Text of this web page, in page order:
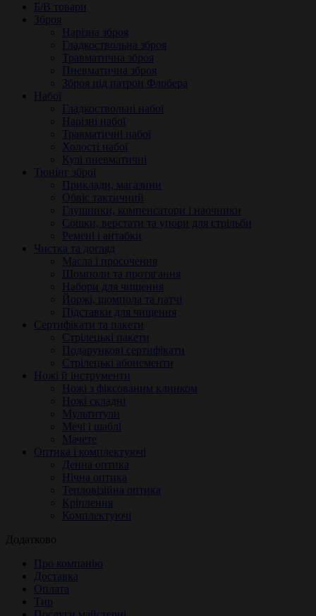
Б/В товари
Зброя
Нарізна зброя
Гладкоствольна зброя
Травматична зброя
Пневматична зброя
Зброя під патрон Флобера
Набої
Гладкоствольні набої
Нарізні набої
Травматичні набої
Холості набої
Кулі пневматичні
Тюнінг зброї
Приклади, магазини
Обвіс тактичний
Глушники, компенсатори і наочники
Сошки, верстати та упори для стрільби
Ремені і антабки
Чистка та догляд
Масла і просочення
Шомполи та протягання
Набори для чищення
Йоржі, шомпола та патчі
Підставки для чищення
Сертифікати та пакети
Стрілецькі пакети
Подарункові сертифікати
Стрілецькі абонементи
Ножі й інструменти
Ножі з фіксованим клинком
Ножі складні
Мультитули
Мечі і шаблі
Мачете
Оптика і комплектуючі
Денна оптика
Нічна оптика
Тепловізійна оптика
Кріплення
Комплектуючі
Додатково
Про компанію
Доставка
Оплата
Тир